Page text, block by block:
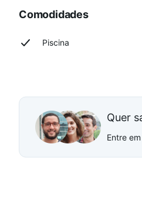
Comodidades
Piscina
Quer
Entre